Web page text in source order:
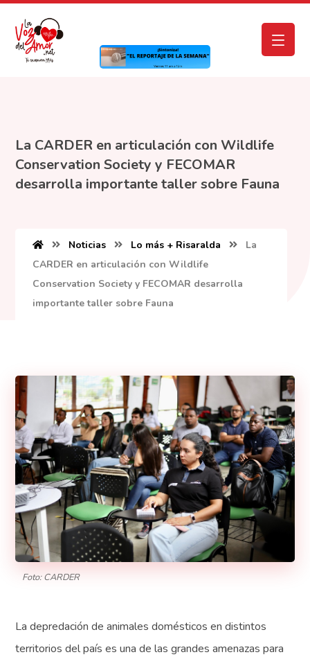
La CARDER en articulación con Wildlife
Conservation Society y FECOMAR
desarrolla importante taller sobre Fauna
Noticias Lo más + Risaralda
La
CARDER en articulación con Wildlife
Conservation Society y FECOMAR desarrolla
importante taller sobre Fauna
Foto: CARDER
La depredación de animales domésticos en distintos
territorios del país es una de las grandes amenazas para